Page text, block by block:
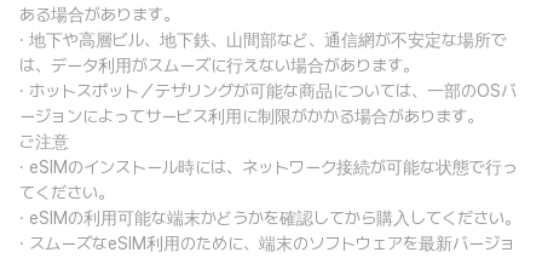
ある場合があります。
· 地下や高層ビル、地下鉄、山間部など、通信網が不安定な場所で
は、データ利用がスムーズに行えない場合があります。
· ホットスポット／テザリングが可能な商品については、一部のOSバ
ージョンによってサービス利用に制限がかかる場合があります。
ご注意
· eSIMのインストール時には、ネットワーク接続が可能な状態で行っ
てください。
· eSIMの利用可能な端末かどうかを確認してから購入してください。
· スムーズなeSIM利用のために、端末のソフトウェアを最新バージョ